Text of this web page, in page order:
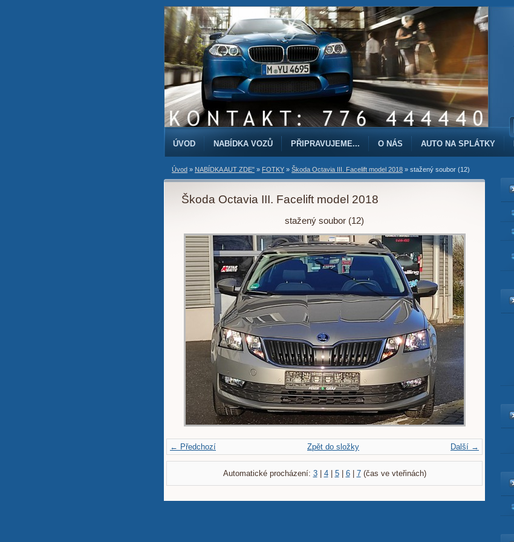
ÚVOD NABÍDKA VOZŮ PŘIPRAVUJEME... O NÁS AUTO NA SPLÁTKY
Úvod » NABÍDKA AUT ZDE" » FOTKY » Škoda Octavia III. Facelift model 2018 » stažený soubor (12)
Škoda Octavia III. Facelift model 2018
stažený soubor (12)
← Předchozí Další →
Zpět do složky
Automatické procházení: 3| 4| 5| 6| 7(čas ve vteřinách)